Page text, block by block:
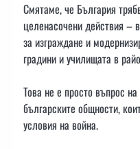
Смятаме, че България
целенасочени действия –
за изграждане и
градини и училищата в
Това не е просто въпрос
българските общности,
условия на война.